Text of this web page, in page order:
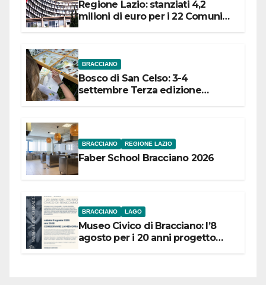
Regione Lazio: stanziati 4,2
milioni di euro per i 22 Comuni
BRACCIANO
Bosco di San Celso: 3-4
settembre Terza edizione
BRACCIANO REGIONE LAZIO
Faber School Bracciano 2026
BRACCIANO LAGO
Museo Civico di Bracciano: l’8
agosto per i 20 anni progetto